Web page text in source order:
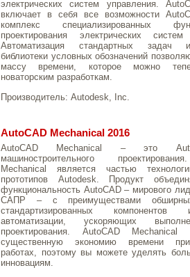
электрических систем управления.
включает в себя все возможности
комплекс специализированных
проектирования электрических систем
Автоматизация стандартных задач
библиотеки условных обозначений
массу времени, которое можно
новаторским разработкам.
Производитель: Autodesk, Inc.
AutoCAD Mechanical 2016
AutoCAD Mechanical – это
машиностроительного
Mechanical является частью
прототипов Autodesk. Продукт
функциональность AutoCAD – мирового
САПР – с преимуществами
стандартизированных
автоматизации, ускоряющих
проектирования. AutoCAD Mechanical
существенную экономию времени
работах, поэтому вы можете уделять
инновациям.